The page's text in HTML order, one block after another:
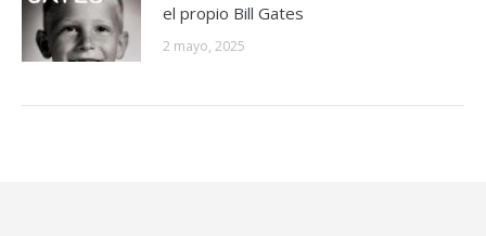
el propio Bill Gates
2 mayo, 2025